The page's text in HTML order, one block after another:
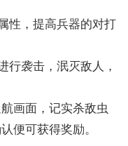
性，提高兵器的对打
行袭击，泯灭敌人，
画面，记实杀敌虫
便可获得奖励。